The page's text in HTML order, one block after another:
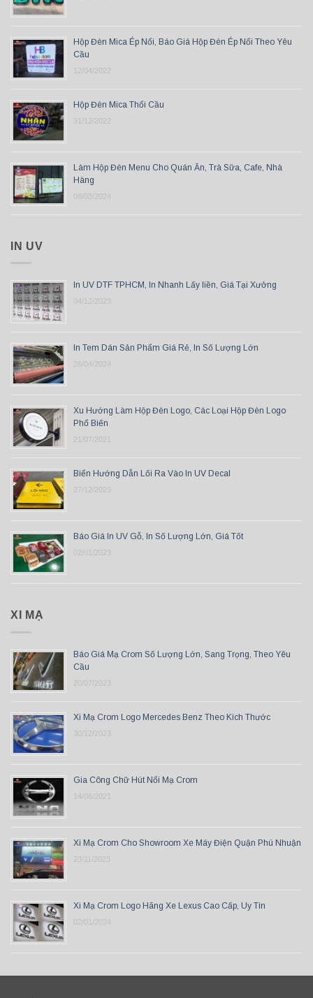
Hộp Đèn Mica Ép Nổi, Báo Giá Hộp Đèn Ép Nổi Theo Yêu
Cầu
12/04/2022
Hộp Đèn Mica Thổi Cầu
31/12/2022
Làm Hộp Đèn Menu Cho Quán Ăn, Trà Sữa, Cafe, Nhà
Hàng
08/03/2024
IN UV
In UV DTF TPHCM, In Nhanh Lấy liền, Giá Tại Xưởng
04/12/2023
In Tem Dán Sản Phẩm Giá Rẻ, In Số Lượng Lớn
26/04/2024
Xu Hướng Làm Hộp Đèn Logo, Các Loại Hộp Đèn Logo
Phổ Biến
21/07/2021
Biển Hướng Dẫn Lối Ra Vào In UV Decal
27/12/2023
Báo Giá In UV Gỗ, In Số Lượng Lớn, Giá Tốt
02/01/2023
XI MẠ
Báo Giá Mạ Crom Số Lượng Lớn, Sang Trọng, Theo Yêu
Cầu
20/07/2023
Xi Mạ Crom Logo Mercedes Benz Theo Kích Thước
30/12/2023
Gia Công Chữ Hút Nổi Mạ Crom
14/06/2021
Xi Mạ Crom Cho Showroom Xe Máy Điện Quận Phú Nhuận
23/11/2023
Xi Mạ Crom Logo Hãng Xe Lexus Cao Cấp, Uy Tín
02/01/2024